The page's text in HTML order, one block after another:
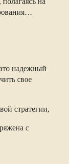
надежный
свое
стратегии,
с